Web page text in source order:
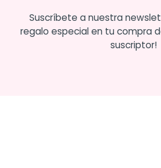
Suscríbete a nuestra
regalo especial en tu compra
suscriptor!